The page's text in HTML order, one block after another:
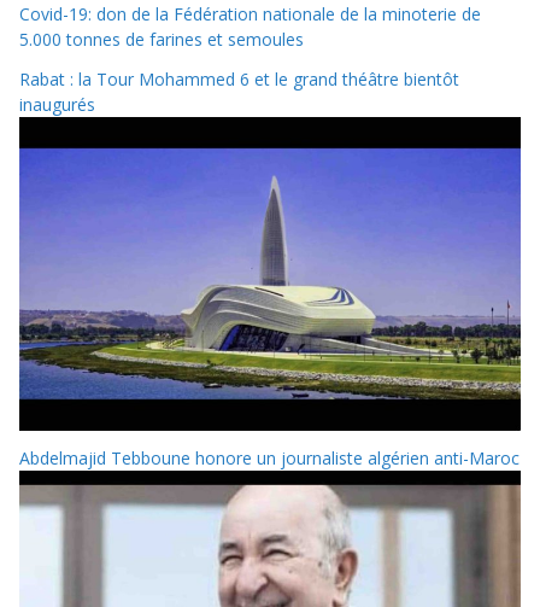
Covid-19: don de la Fédération nationale de la minoterie de
5.000 tonnes de farines et semoules
Rabat : la Tour Mohammed 6 et le grand théâtre bientôt
inaugurés
Abdelmajid Tebboune honore un journaliste algérien anti-Maroc